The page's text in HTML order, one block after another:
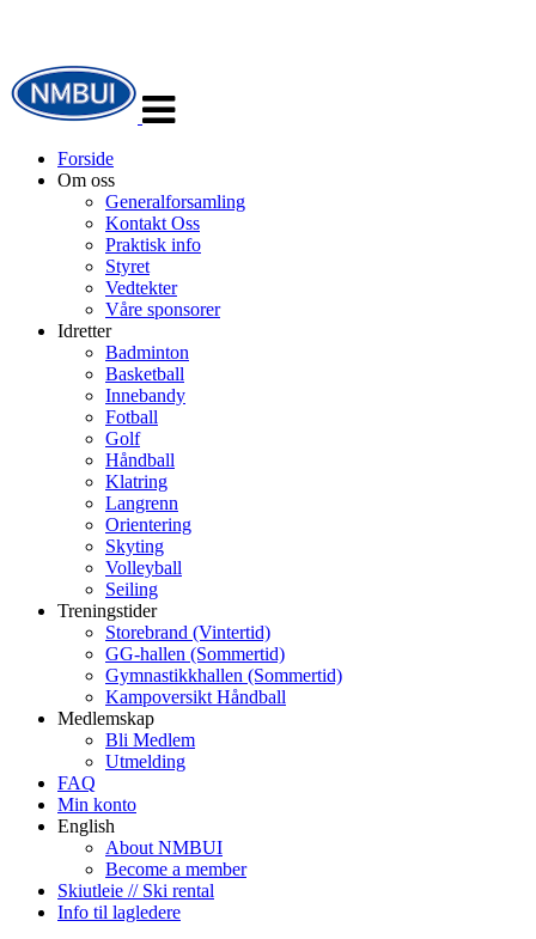
navigasjon
Forside
Om oss
Generalforsamling
Kontakt Oss
Praktisk info
Styret
Vedtekter
Våre sponsorer
Idretter
Badminton
Basketball
Innebandy
Fotball
Golf
Håndball
Klatring
Langrenn
Orientering
Skyting
Volleyball
Seiling
Treningstider
Storebrand (Vintertid)
GG-hallen (Sommertid)
Gymnastikkhallen (Sommertid)
Kampoversikt Håndball
Medlemskap
Bli Medlem
Utmelding
FAQ
Min konto
English
About NMBUI
Become a member
Skiutleie // Ski rental
Info til lagledere